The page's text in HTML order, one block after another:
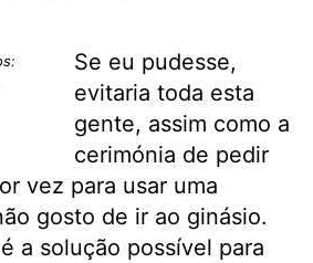
Se eu pudesse,
evitaria toda esta
gente, assim como a
cerimónia de pedir
vez para usar uma
gosto de ir ao ginásio.
a solução possível para